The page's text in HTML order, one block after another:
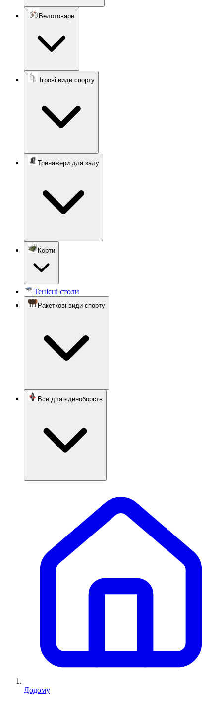
Ігрові види спорту
Тренажери для залу
Корти
Тенісні столи
Ракеткові види спорту
Все для єдиноборств
Додому